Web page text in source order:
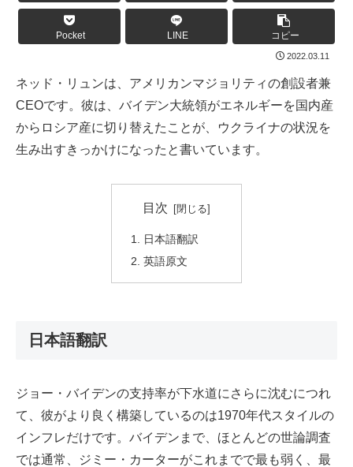
Pocket LINE コピー
2022.03.11
ネッド・リュンは、アメリカンマジョリティの創設者兼
CEOです。彼は、バイデン大統領がエネルギーを国内産
からロシア産に切り替えたことが、ウクライナの状況を
生み出すきっかけになったと書いています。
目次
日本語翻訳
英語原文
日本語翻訳
ジョー・バイデンの支持率が下水道にさらに沈むにつれ
て、彼がより良く構築しているのは1970年代スタイルの
インフレだけです。バイデンまで、ほとんどの世論調査
では通常、ジミー・カーターがこれまでで最も弱く、最